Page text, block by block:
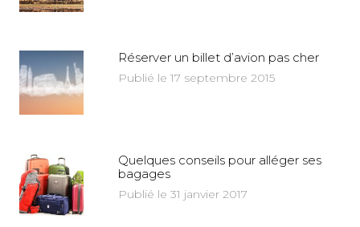
Réserver un billet d’avion pas cher
Publié le 17 septembre 2015
Quelques conseils pour alléger ses
bagages
Publié le 31 janvier 2017